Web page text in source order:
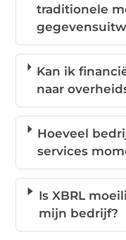
traditionele
Kan ik
naar
Hoeveel
services
Is XBRL
mijn bedrijf?